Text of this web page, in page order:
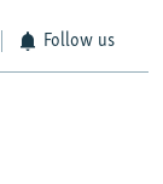
Follow us